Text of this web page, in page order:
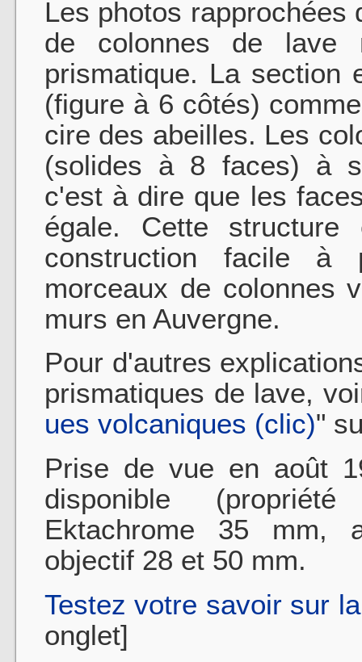
Les photos rapprochées
de colonnes de lave
prismatique. La section
(figure à 6 côtés)
cire des abeilles. Les
(solides à 8 faces) à
c'est à dire que les
égale. Cette
construction facile
morceaux de colonnes
murs en Auvergne.
Pour d'autres
prismatiques de lave,
ues volcaniques (clic)"
Prise de vue en août
disponible
Ektachrome 35 mm,
objectif 28 et 50 mm.
Testez votre savoir sur
onglet]